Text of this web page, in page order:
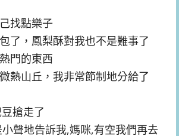
找點樂子
了，鳳梨酥對我也不是難事了
門的東西
熱山丘，我非常節制地分給了
搶走了
聲地告訴我,媽咪,有空我們再去